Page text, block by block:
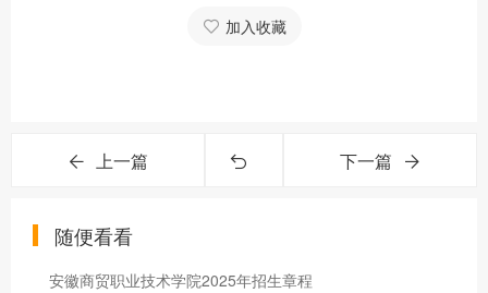
加入收藏
上一篇 下一篇
随便看看
安徽商贸职业技术学院2025年招生章程